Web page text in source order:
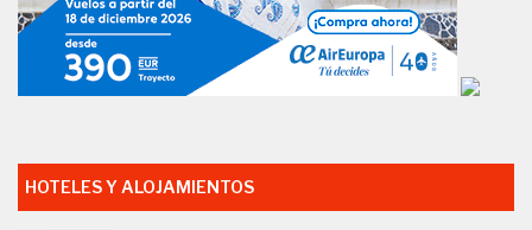
HOTELES Y ALOJAMIENTOS